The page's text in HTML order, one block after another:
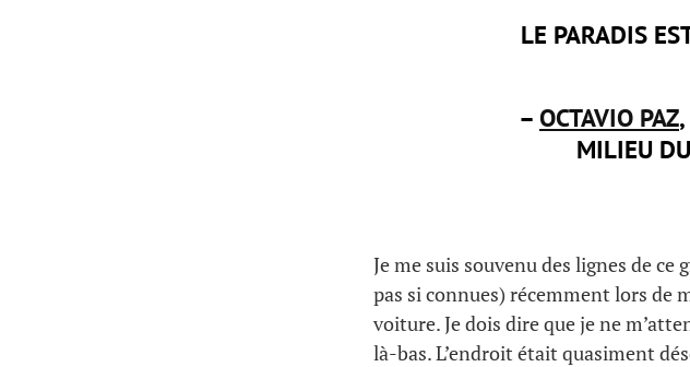
LE PARADIS
– OCTAVIO PAZ
MILIEU
Je me suis souvenu des lignes de
pas si connues) récemment lors de
voiture. Je dois dire que je ne
là-bas. L’endroit était quasiment